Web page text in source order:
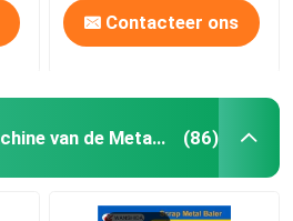
Contacteer ons
De hydraulische Machine van de Metaalpers (86)